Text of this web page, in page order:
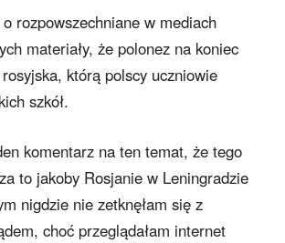
rozpowszechniane w mediach
materiały, że polonez na koniec
którą polscy uczniowie
szkół.
komentarz na ten temat, że tego
to jakoby Rosjanie w Leningradzie
nigdzie nie zetknęłam się z
choć przeglądałam internet